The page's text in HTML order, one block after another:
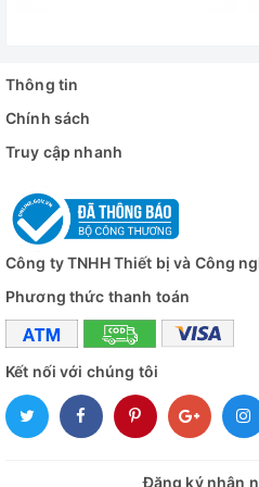
Giao diện thẻ TF
Giao diện HDMI
Khoảng cách
làm việc
Công suất
phóng đại vật
kính
0,7 - 4,5
Kích thước 180mm (L)
Thông tin
Chính sách
Truy cập nhanh
Công ty TNHH Thiết bị và Công
Phương thức thanh toán
Kết nối với chúng tôi
Đăng ký nhận